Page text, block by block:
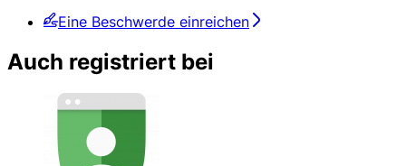
Eine Beschwerde einreichen
Auch registriert bei